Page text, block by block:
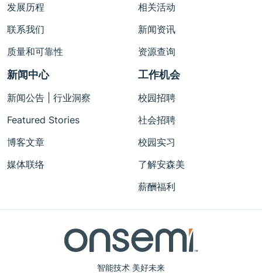
智能技术 美好未来
发展历程
联系我们
质量和可靠性
相关活动
新闻资讯
资源查询
新闻中心
新闻公告 | 行业洞察
Featured Stories
博客文章
媒体联络
工作机会
校园招聘
社会招聘
校园实习
了解安森美
薪酬福利